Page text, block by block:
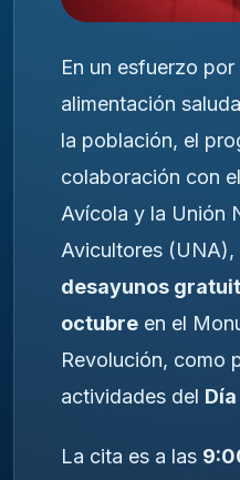
En un esfuerzo
alimentación
la población, el
colaboración con
Avícola y la Unión
Avicultores (UNA),
desayunos
octubre en el
Revolución, como
actividades del
La cita es a las